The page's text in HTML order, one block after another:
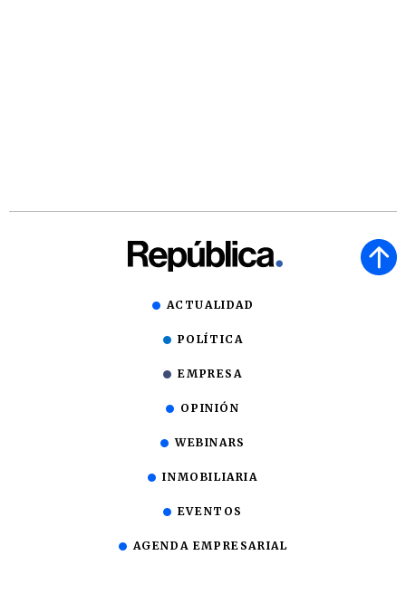
ACTUALIDAD
POLÍTICA
EMPRESA
OPINIÓN
WEBINARS
INMOBILIARIA
EVENTOS
AGENDA EMPRESARIAL